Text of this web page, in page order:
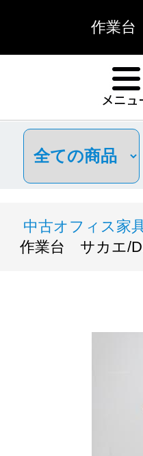
作業台
中古オフィス家
作業台 サカエ/